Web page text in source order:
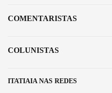
ITATIAIA NAS REDES
COMENTARISTAS
COLUNISTAS